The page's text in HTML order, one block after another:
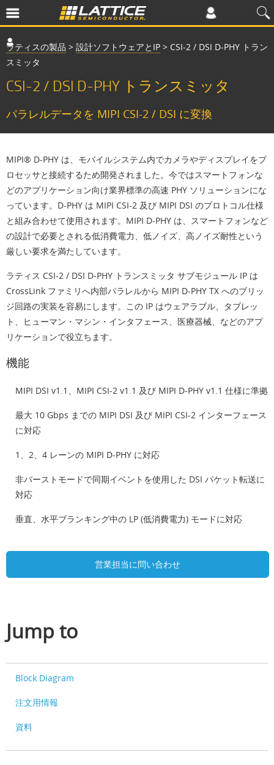
ラティスの製品 > 設計ソフトウェアとIP > CSI-2 / DSI D-PHY トラン
スミッタ
CSI-2 / DSI D-PHY トランスミッタ
パラレルデータを MIPI CSI-2 / DSI に変換
MIPI® D-PHY は、モバイルシステム内でカメラやディスプレイをプ
ロセッサと接続するため開発されました。今ではスマートフォンな
どのアプリケーション向け業界標準の高速 PHY ソリューションにな
っています。D-PHY は MIPI CSI-2 及び MIPI DSI のプロトコル仕様
と組み合わせて使用されます。MIPI D-PHY は、スマートフォンなど
の設計で必要とされる低消費電力、低ノイズ、高ノイズ耐性という
厳しい要求を満たしています。
ラティス CSI-2 / DSI D-PHY トランスミッタ サブモジュール IP は
CrossLink ファミリへ内部パラレルから MIPI D-PHY TX へのブリッ
ジ回路の実装を容易にします。この IP はウェアラブル、タブレッ
ト、ヒューマン・マシン・インタフェース、医療器械、などのアプ
リケーションで役立ちます。
機能
MIPI DSI v1.1、MIPI CSI-2 v1.1 及び MIPI D-PHY v1.1 仕様に準拠
最大 10 Gbps までの MIPI DSI 及び MIPI CSI-2 インターフェース
に対応
1、2、4 レーンの MIPI D-PHY に対応
非バーストモードで同期イベントを使用した DSI パケット転送に
対応
垂直、水平ブランキング中の LP (低消費電力) モードに対応
営業担当に問い合わせ
Jump to
Block Diagram
注文用情報
資料